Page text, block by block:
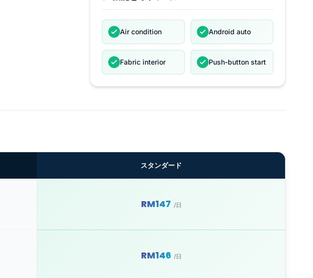
Air condition Android auto
Fabric interior Push-button start
スタンダード
RM147 /日
RM146 /日